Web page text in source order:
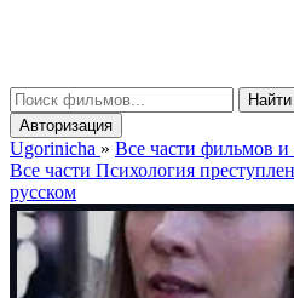
Найти
Авторизация
Ugorinicha » Все части фильмов и
Все части Психология
русском